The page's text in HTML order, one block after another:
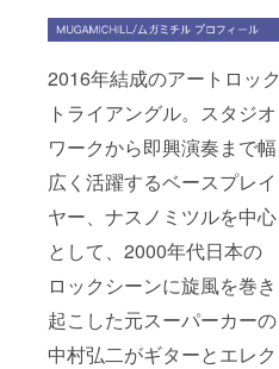
2016年結成のアートロック
トライアングル。スタジオ
ワークから即興演奏まで幅
広く活躍するベースプレイ
ヤー、ナスノミツルを中心
として、2000年代日本の
ロックシーンに旋風を巻き
起こした元スーパーカーの
中村弘二がギターとエレク